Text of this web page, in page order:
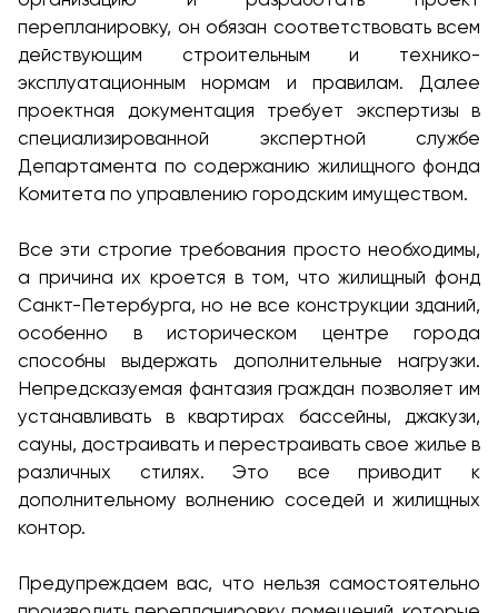
перепланировку, он обязан соответствовать всем
действующим строительным и технико-
эксплуатационным нормам и правилам. Далее
проектная документация требует экспертизы в
специализированной экспертной службе
Департамента по содержанию жилищного фонда
Комитета по управлению городским имуществом.
Все эти строгие требования просто необходимы,
а причина их кроется в том, что жилищный фонд
Санкт-Петербурга, но не все конструкции зданий,
особенно в историческом центре города
способны выдержать дополнительные нагрузки.
Непредсказуемая фантазия граждан позволяет им
устанавливать в квартирах бассейны, джакузи,
сауны, достраивать и перестраивать свое жилье в
различных стилях. Это все приводит к
дополнительному волнению соседей и жилищных
контор.
Предупреждаем вас, что нельзя самостоятельно